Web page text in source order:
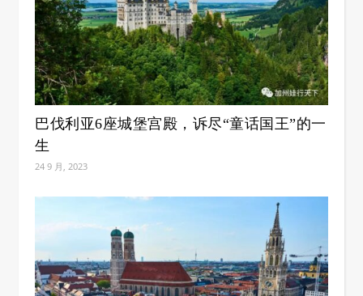
巴伐利亚6座城堡宫殿，诉尽“童话国王”的一
生
24 9 月, 2023